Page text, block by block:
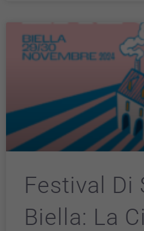
Festival Di
Biella: La